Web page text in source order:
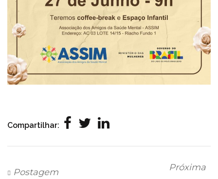
Compartilhar:
Postagem
Próxima